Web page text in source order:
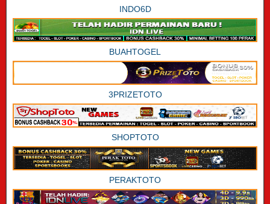
INDO6D
BUAHTOGEL
3PRIZETOTO
SHOPTOTO
PERAKTOTO